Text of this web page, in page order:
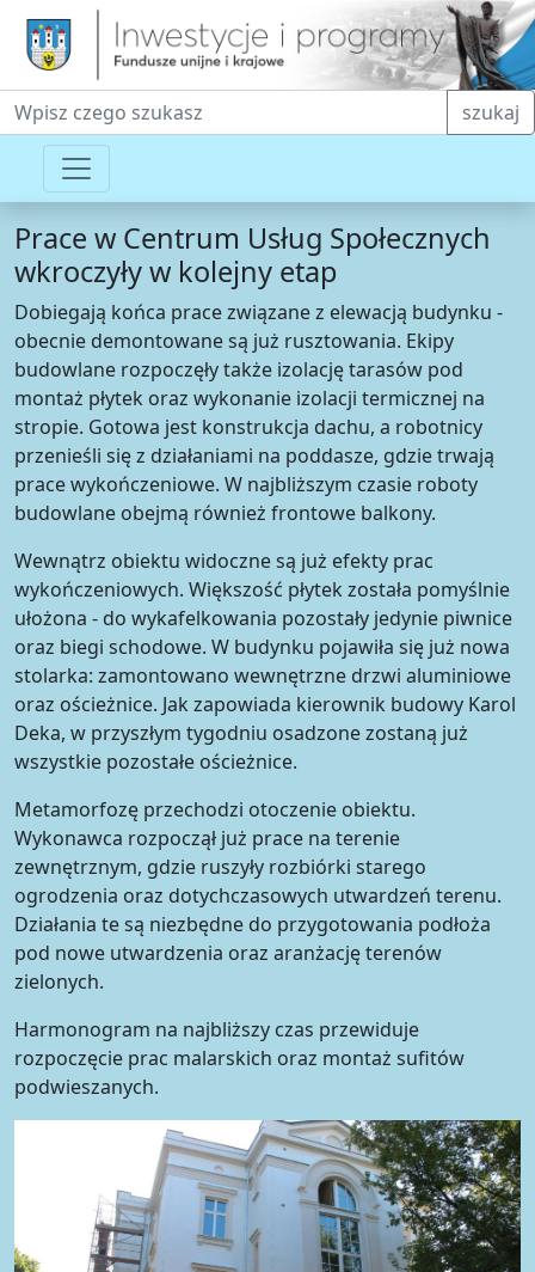
Fraza do wyszukiwania szukaj
Prace w Centrum Usług Społecznych
wkroczyły w kolejny etap
Dobiegają końca prace związane z elewacją budynku -
obecnie demontowane są już rusztowania. Ekipy
budowlane rozpoczęły także izolację tarasów pod
montaż płytek oraz wykonanie izolacji termicznej na
stropie. Gotowa jest konstrukcja dachu, a robotnicy
przenieśli się z działaniami na poddasze, gdzie trwają
prace wykończeniowe. W najbliższym czasie roboty
budowlane obejmą również frontowe balkony.
Wewnątrz obiektu widoczne są już efekty prac
wykończeniowych. Większość płytek została pomyślnie
ułożona - do wykafelkowania pozostały jedynie piwnice
oraz biegi schodowe. W budynku pojawiła się już nowa
stolarka: zamontowano wewnętrzne drzwi aluminiowe
oraz ościeżnice. Jak zapowiada kierownik budowy Karol
Deka, w przyszłym tygodniu osadzone zostaną już
wszystkie pozostałe ościeżnice.
Metamorfozę przechodzi otoczenie obiektu.
Wykonawca rozpoczął już prace na terenie
zewnętrznym, gdzie ruszyły rozbiórki starego
ogrodzenia oraz dotychczasowych utwardzeń terenu.
Działania te są niezbędne do przygotowania podłoża
pod nowe utwardzenia oraz aranżację terenów
zielonych.
Harmonogram na najbliższy czas przewiduje
rozpoczęcie prac malarskich oraz montaż sufitów
podwieszanych.